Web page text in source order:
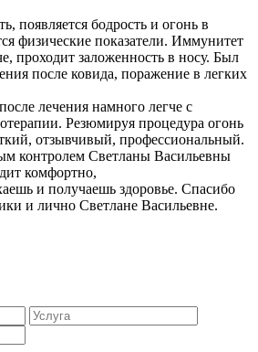
появляется бодрость и огонь в
физические показатели. Иммунитет
проходит заложенность в носу. Был
после ковида, поражение в легких
лечения намного легче с
Резюмируя процедура огонь
отзывчивый, профессиональный.
контролем Светланы Васильевны
комфортно,
и получаешь здоровье. Спасибо
и лично Светлане Васильевне.